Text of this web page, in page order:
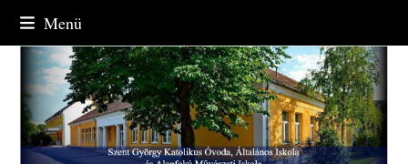
content
Menü